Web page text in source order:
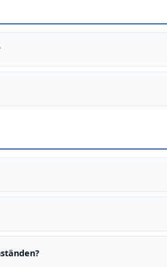
Pflaster-Unterbau, Zufahrten.
und Haßberge.